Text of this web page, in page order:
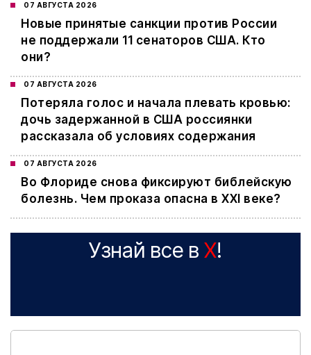
07 АВГУСТА 2026
Новые принятые санкции против России
не поддержали 11 сенаторов США. Кто
они?
07 АВГУСТА 2026
Потеряла голос и начала плевать кровью:
дочь задержанной в США россиянки
рассказала об условиях содержания
07 АВГУСТА 2026
Во Флориде снова фиксируют библейскую
болезнь. Чем проказа опасна в XXI веке?
Узнай все в X!